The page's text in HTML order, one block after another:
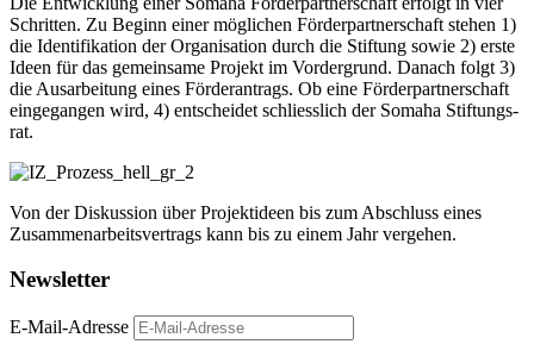
Schrit­ten. Zu Beginn einer mög­li­chen För­der­part­ner­schaft ste­hen 1)
die Iden­ti­fi­ka­tion der Orga­ni­sa­tion durch die Stif­tung sowie 2) erste
Ideen für das gemein­same Pro­jekt im Vor­der­grund. Danach folgt 3)
die Aus­ar­bei­tung eines För­der­an­trags. Ob eine För­der­part­ner­schaft
ein­ge­gan­gen wird, 4) ent­schei­det schliess­lich der Somaha Stif­tungs­
rat.
Von der Dis­kus­sion über Pro­jekt­ideen bis zum Abschluss eines
Zusam­men­ar­beits­ver­trags kann bis zu einem Jahr ver­ge­hen.
Newsletter
E-Mail-Adresse